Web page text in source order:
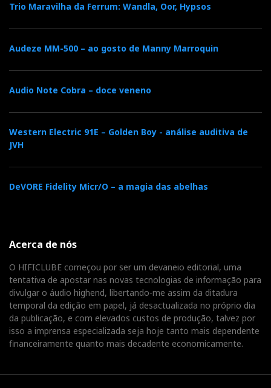
Trio Maravilha da Ferrum: Wandla, Oor, Hypsos
Audeze MM-500 – ao gosto de Manny Marroquin
Audio Note Cobra – doce veneno
Western Electric 91E – Golden Boy - análise auditiva de
JVH
DeVORE Fidelity Micr/O – a magia das abelhas
Acerca de nós
O HIFICLUBE começou por ser um devaneio editorial, uma
tentativa de apostar nas novas tecnologias de informação para
divulgar o áudio highend, libertando-me assim da ditadura
temporal da edição em papel, já desactualizada no próprio dia
da publicação, e com elevados custos de produção, talvez por
isso a imprensa especializada seja hoje tanto mais dependente
financeiramente quanto mais decadente economicamente.